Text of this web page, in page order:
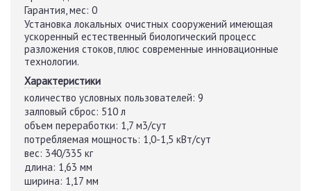
Гарантия, мес: 0
Установка локальных очистных сооружений имеющая
ускоренный естественный биологический процесс
разложения стоков, плюс современные инновационные
технологии.
Характеристики
количество условных пользователей: 9
залповый сброс: 510 л
объем переработки: 1,7 м3/сут
потребляемая мощность: 1,0-1,5 кВт/сут
вес: 340/335 кг
длина: 1,63 мм
ширина: 1,17 мм